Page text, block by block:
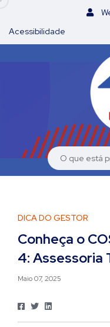
Acessibilidade
DICA DO GESTOR
Conheça o
4: Assessoria
Maio 07, 2025